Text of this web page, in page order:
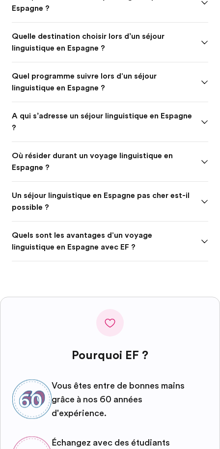
Espagne ?
Quelle destination choisir lors d’un séjour
linguistique en Espagne ?
Quel programme suivre lors d'un séjour
linguistique en Espagne ?
A qui s’adresse un séjour linguistique en Espagne
?
Où résider durant un voyage linguistique en
Espagne ?
Un séjour linguistique en Espagne pas cher est-il
possible ?
Quels sont les avantages d'un voyage
linguistique en Espagne avec EF ?
Pourquoi EF ?
Vous êtes entre de bonnes mains
grâce à nos 60 années
d'expérience.
Échangez avec des étudiants